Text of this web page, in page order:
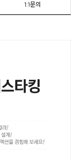
1:1문의